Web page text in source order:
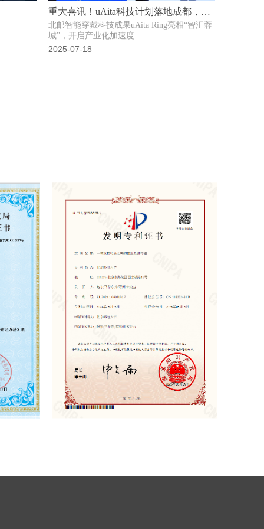
重大喜讯！uAita科技计划落地成都，开
启全球化新征程！
北邮智能穿戴科技成果uAita Ring亮相“智汇蓉
城”，开启产业化加速度
2025-07-18